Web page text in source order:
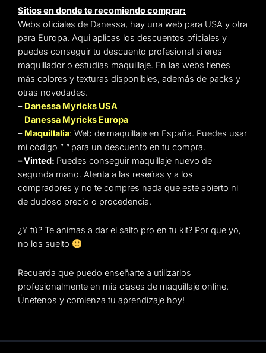
Sitios en donde te recomiendo comprar:
Webs oficiales de Danessa, hay una web para USA y otra
para Europa. Aqui aplicas los descuentos oficiales y
puedes conseguir tu descuento profesional si eres
maquillador o estudias maquillaje. En las webs tienes
más colores y texturas disponibles, además de packs y
otras novedades.
– Danessa Myricks USA
– Danessa Myricks Europa
– Maquillalia: Web de maquillaje en España. Puedes usar
mi código ” “ para un descuento en tu compra.
– Vinted: Puedes conseguir maquillaje nuevo de
segunda mano. Atenta a las reseñas y a los
compradores y no te compres nada que esté abierto ni
de dudoso precio o procedencia.
¿Y tú? Te animas a dar el salto pro en tu kit? Por que yo,
no los suelto
Recuerda que puedo enseñarte a utilizarlos
profesionalmente en mis clases de maquillaje online.
Únetenos y comienza tu aprendizaje hoy!